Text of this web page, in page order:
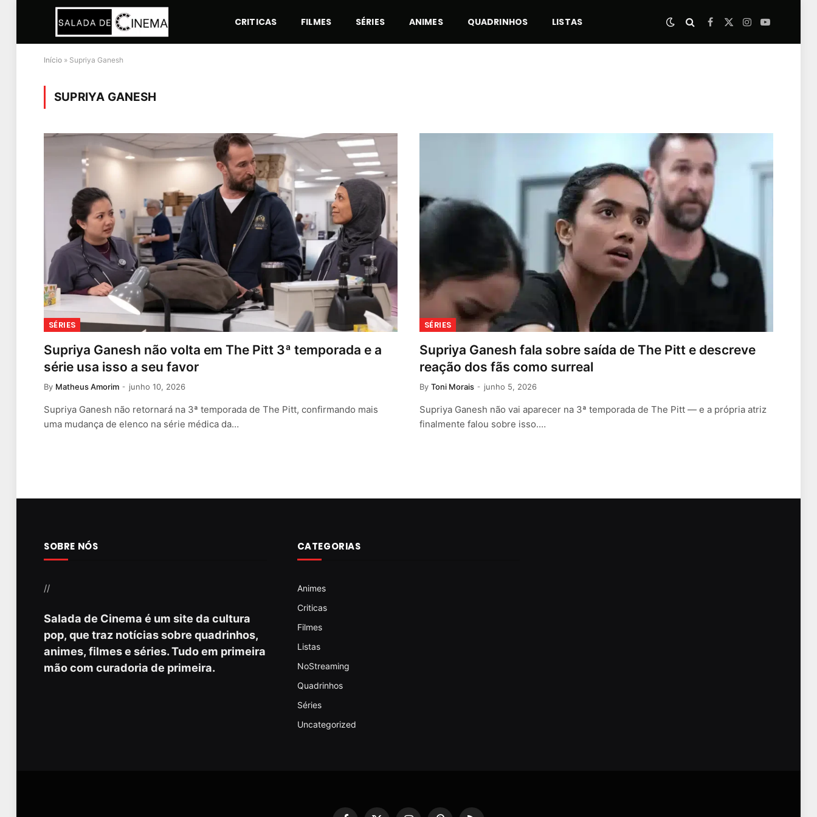
CRITICAS FILMES SÉRIES ANIMES QUADRINHOS LISTAS Facebook
X
Instagram
YouTube
Início » Supriya Ganesh
SUPRIYA GANESH
SÉRIES
Supriya Ganesh não volta em The Pitt 3ª temporada e a
série usa isso a seu favor
By Matheus Amorim junho 10, 2026
Supriya Ganesh não retornará na 3ª temporada de The Pitt, confirmando mais
uma mudança de elenco na série médica da…
SÉRIES
Supriya Ganesh fala sobre saída de The Pitt e descreve
reação dos fãs como surreal
By Toni Morais junho 5, 2026
Supriya Ganesh não vai aparecer na 3ª temporada de The Pitt — e a própria atriz
finalmente falou sobre isso.…
SOBRE NÓS
//
Salada de Cinema é um site da cultura
pop, que traz notícias sobre quadrinhos,
animes, filmes e séries. Tudo em primeira
mão com curadoria de primeira.
CATEGORIAS
Animes
Criticas
Filmes
Listas
NoStreaming
Quadrinhos
Séries
Uncategorized